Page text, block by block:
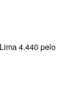
4.440 pelo